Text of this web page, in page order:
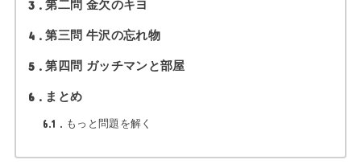
3 第二問 金欠のキヨ
4 第三問 牛沢の忘れ物
5 第四問 ガッチマンと部屋
6 まとめ
6.1 もっと問題を解く